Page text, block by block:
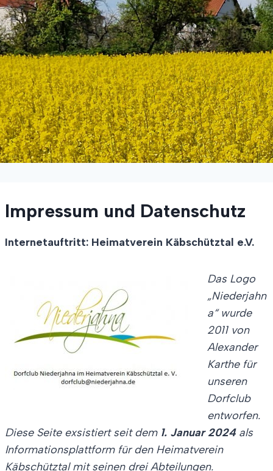
Impressum und Datenschutz
Internetauftritt: Heimatverein Käbschütztal e.V.
Das Logo
„Niederjahn
a“ wurde
2011 von
Alexander
Karthe für
unseren
Dorfclub
entworfen.
Diese Seite exsistiert seit dem 1. Januar 2024als
Informationsplattform für den Heimatverein
Käbschütztal mit seinen drei Abteilungen.